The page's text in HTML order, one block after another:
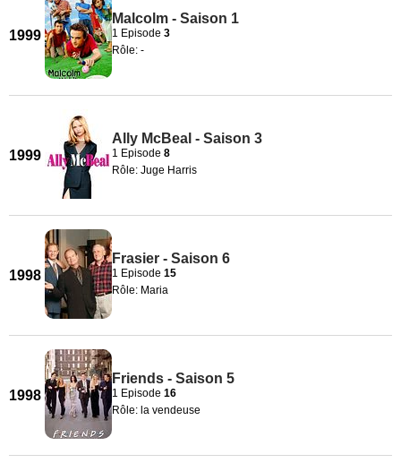
1999
Malcolm - Saison 1
1 Episode 3
Rôle: -
1999
Ally McBeal - Saison 3
1 Episode 8
Rôle: Juge Harris
1998
Frasier - Saison 6
1 Episode 15
Rôle: Maria
1998
Friends - Saison 5
1 Episode 16
Rôle: la vendeuse